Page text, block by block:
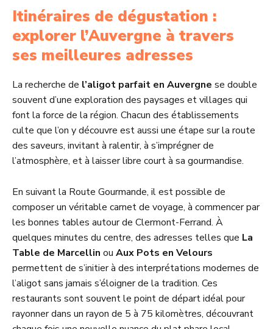
Itinéraires de dégustation :
explorer l’Auvergne à travers
ses meilleures adresses
La recherche de l’aligot parfait en Auvergne se double
souvent d’une exploration des paysages et villages qui
font la force de la région. Chacun des établissements
culte que l’on y découvre est aussi une étape sur la route
des saveurs, invitant à ralentir, à s’imprégner de
l’atmosphère, et à laisser libre court à sa gourmandise.
En suivant la Route Gourmande, il est possible de
composer un véritable carnet de voyage, à commencer par
les bonnes tables autour de Clermont-Ferrand. À
quelques minutes du centre, des adresses telles que La
Table de Marcellin ou Aux Pots en Velours
permettent de s’initier à des interprétations modernes de
l’aligot sans jamais s’éloigner de la tradition. Ces
restaurants sont souvent le point de départ idéal pour
rayonner dans un rayon de 5 à 75 kilomètres, découvrant